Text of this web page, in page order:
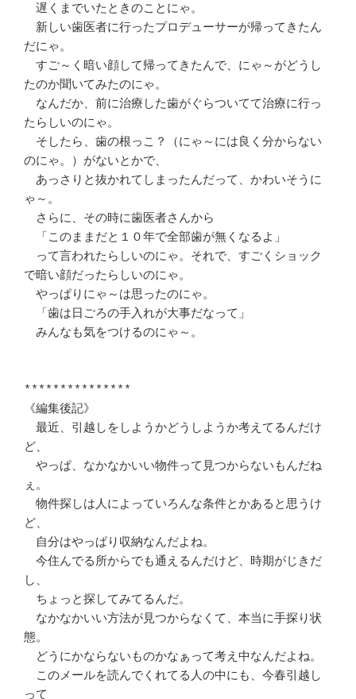
遅くまでいたときのことにゃ。
新しい歯医者に行ったプロデューサーが帰ってきたん
だにゃ。
すご～く暗い顔して帰ってきたんで、にゃ～がどうし
たのか聞いてみたのにゃ。
なんだか、前に治療した歯がぐらついてて治療に行っ
たらしいのにゃ。
そしたら、歯の根っこ？（にゃ～には良く分からない
のにゃ。）がないとかで、
あっさりと抜かれてしまったんだって、かわいそうに
ゃ～。
さらに、その時に歯医者さんから
「このままだと１０年で全部歯が無くなるよ」
って言われたらしいのにゃ。それで、すごくショック
で暗い顔だったらしいのにゃ。
やっぱりにゃ～は思ったのにゃ。
「歯は日ごろの手入れが大事だなって」
みんなも気をつけるのにゃ～。
***************
《編集後記》
最近、引越しをしようかどうしようか考えてるんだけ
ど、
やっぱ、なかなかいい物件って見つからないもんだね
ぇ。
物件探しは人によっていろんな条件とかあると思うけ
ど、
自分はやっぱり収納なんだよね。
今住んでる所からでも通えるんだけど、時期がじきだ
し、
ちょっと探してみてるんだ。
なかなかいい方法が見つからなくて、本当に手探り状
態。
どうにかならないものかなぁって考え中なんだよね。
このメールを読んでくれてる人の中にも、今春引越し
って